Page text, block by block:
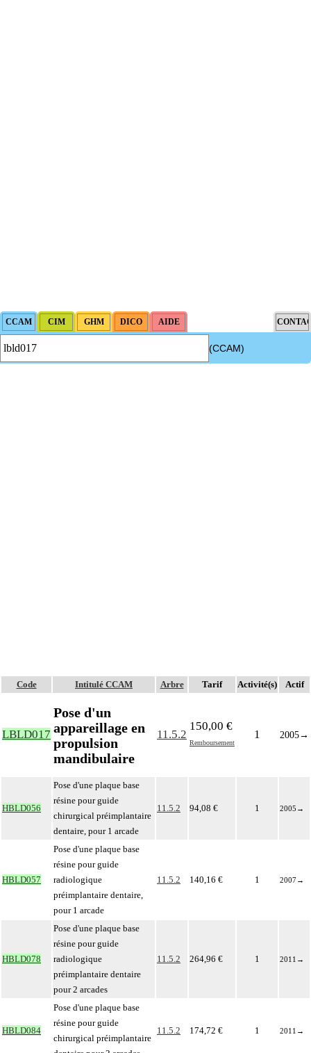
(CCAM)
Code Intitulé CCAM Arbre Tarif Activité(s) Actif
LBLD017
Pose d'un
appareillage en
propulsion
mandibulaire
11.5.2
150,00 €
Remboursement
1 2005→
HBLD056
Pose d'une plaque base
résine pour guide
chirurgical préimplantaire
dentaire, pour 1 arcade
11.5.2 94,08 € 1 2005 →
HBLD057
Pose d'une plaque base
résine pour guide
radiologique
préimplantaire dentaire,
pour 1 arcade
11.5.2 140,16 € 1 2007→
HBLD078
Pose d'une plaque base
résine pour guide
radiologique
préimplantaire dentaire
pour 2 arcades
11.5.2 264,96 € 1 2011 →
HBLD084
Pose d'une plaque base
résine pour guide
chirurgical préimplantaire
11.5.2 174,72 € 1 2011 →